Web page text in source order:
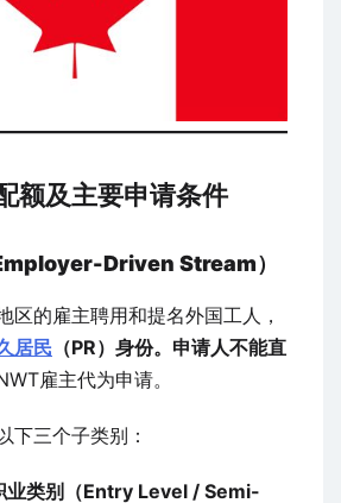
额及主要申请条件
Driven Stream）
区的雇主聘用和提名外国工人，
居民 （PR）身份。申请人不能直
雇主代为申请。
下三个子类别：
业类别（Entry Level / Semi-